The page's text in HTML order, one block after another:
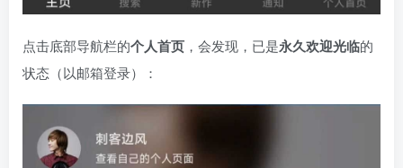
点击底部导航栏的个人首页 ，会发现，已是永久欢迎光临的
状态（以邮箱登录）：